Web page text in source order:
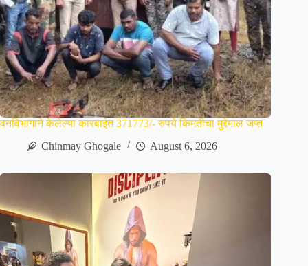
वनविभागाने केलेल्या कारवाईत 371773/- रुपये किमतीचा मुद्देमाल जप्त
Chinmay Ghogale
August 6, 2026